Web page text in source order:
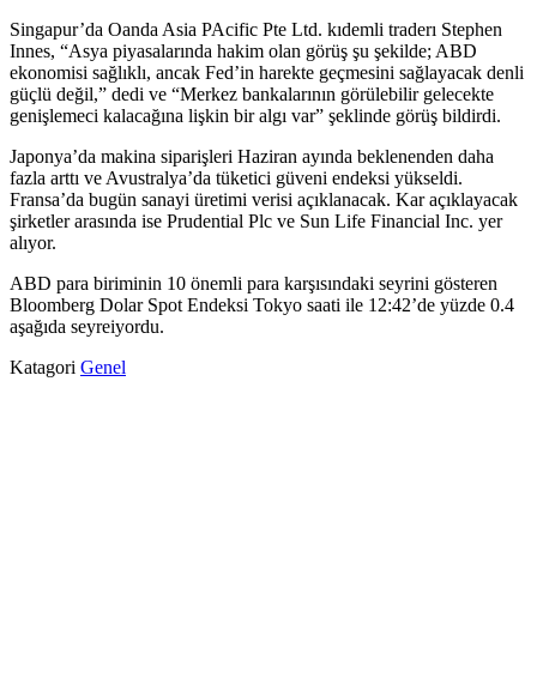
Singapur’da Oanda Asia PAcific Pte Ltd. kıdemli traderı Stephen
Innes, “Asya piyasalarında hakim olan görüş şu şekilde; ABD
ekonomisi sağlıklı, ancak Fed’in harekte geçmesini sağlayacak denli
güçlü değil,” dedi ve “Merkez bankalarının görülebilir gelecekte
genişlemeci kalacağına lişkin bir algı var” şeklinde görüş bildirdi.
Japonya’da makina siparişleri Haziran ayında beklenenden daha
fazla arttı ve Avustralya’da tüketici güveni endeksi yükseldi.
Fransa’da bugün sanayi üretimi verisi açıklanacak. Kar açıklayacak
şirketler arasında ise Prudential Plc ve Sun Life Financial Inc. yer
alıyor.
ABD para biriminin 10 önemli para karşısındaki seyrini gösteren
Bloomberg Dolar Spot Endeksi Tokyo saati ile 12:42’de yüzde 0.4
aşağıda seyreiyordu.
Katagori Genel